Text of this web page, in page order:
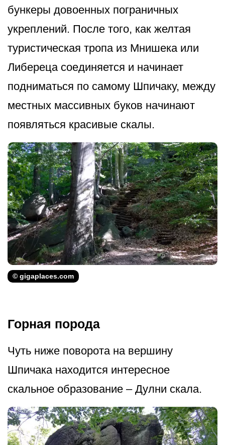
бункеры довоенных пограничных
укреплений. После того, как желтая
туристическая тропа из Мнишека или
Либереца соединяется и начинает
подниматься по самому Шпичаку, между
местных массивных буков начинают
появляться красивые скалы.
© gigaplaces.com
Горная порода
Чуть ниже поворота на вершину
Шпичака находится интересное
скальное образование – Дулни скала.